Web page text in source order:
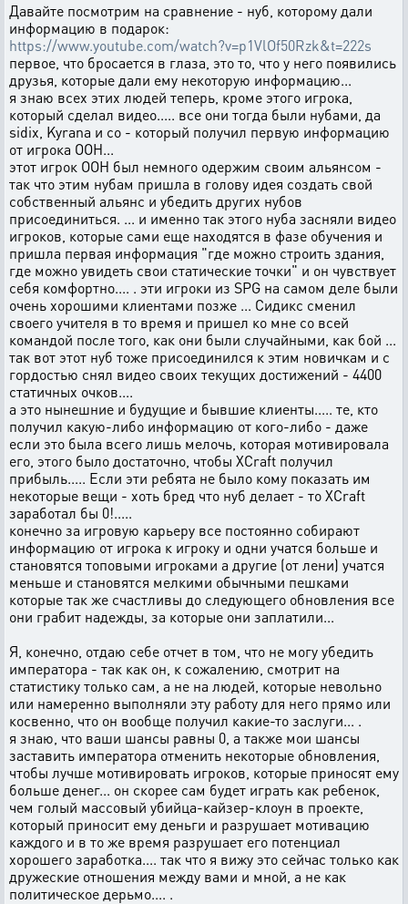
Давайте посмотрим на сравнение - нуб, которому дали
информацию в подарок:
https://www.youtube.com/watch?v=p1VlOf50Rzk&t=222s
первое, что бросается в глаза, это то, что у него появились
друзья, которые дали ему некоторую информацию...
я знаю всех этих людей теперь, кроме этого игрока,
который сделал видео..... все они тогда были нубами, да
sidix, Kyrana и co - который получил первую информацию
от игрока ООН...
этот игрок ООН был немного одержим своим альянсом -
так что этим нубам пришла в голову идея создать свой
собственный альянс и убедить других нубов
присоединиться. ... и именно так этого нуба засняли видео
игроков, которые сами еще находятся в фазе обучения и
пришла первая информация "где можно строить здания,
где можно увидеть свои статические точки" и он чувствует
себя комфортно.... . эти игроки из SPG на самом деле были
очень хорошими клиентами позже ... Сидикс сменил
своего учителя в то время и пришел ко мне со всей
командой после того, как они были случайными, как бой ...
так вот этот нуб тоже присоединился к этим новичкам и с
гордостью снял видео своих текущих достижений - 4400
статичных очков....
а это нынешние и будущие и бывшие клиенты..... те, кто
получил какую-либо информацию от кого-либо - даже
если это была всего лишь мелочь, которая мотивировала
его, этого было достаточно, чтобы XCraft получил
прибыль..... Если эти ребята не было кому показать им
некоторые вещи - хоть бред что нуб делает - то XCraft
заработал бы 0!.....
конечно за игровую карьеру все постоянно собирают
информацию от игрока к игроку и одни учатся больше и
становятся топовыми игроками а другие (от лени) учатся
меньше и становятся мелкими обычными пешками
которые так же счастливы до следующего обновления все
они грабит надежды, за которые они заплатили...
Я, конечно, отдаю себе отчет в том, что не могу убедить
императора - так как он, к сожалению, смотрит на
статистику только сам, а не на людей, которые невольно
или намеренно выполняли эту работу для него прямо или
косвенно, что он вообще получил какие-то заслуги... .
я знаю, что ваши шансы равны 0, а также мои шансы
заставить императора отменить некоторые обновления,
чтобы лучше мотивировать игроков, которые приносят ему
больше денег... он скорее сам будет играть как ребенок,
чем голый массовый убийца-кайзер-клоун в проекте,
который приносит ему деньги и разрушает мотивацию
каждого и в то же время разрушает его потенциал
хорошего заработка.... так что я вижу это сейчас только как
дружеские отношения между вами и мной, а не как
политическое дерьмо.... .